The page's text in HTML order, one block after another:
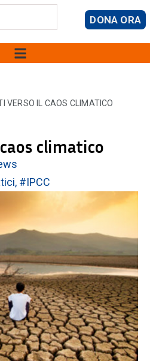
DONA ORA
VERSO IL CAOS CLIMATICO
climatico
, #IPCC